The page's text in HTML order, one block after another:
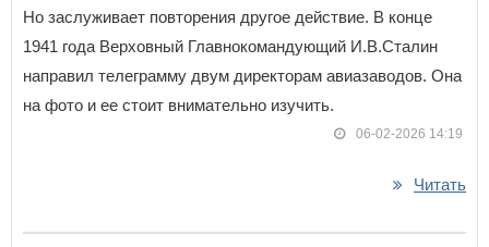
Но заслуживает повторения другое действие. В конце
1941 года Верховный Главнокомандующий И.В.Сталин
направил телеграмму двум директорам авиазаводов. Она
на фото и ее стоит внимательно изучить.
06-02-2026 14:19
Читать